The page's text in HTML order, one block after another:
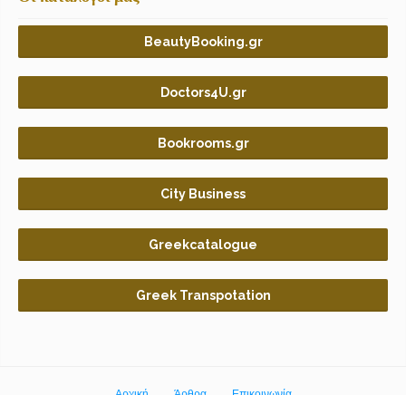
BeautyBooking.gr
Doctors4U.gr
Bookrooms.gr
City Business
Greekcatalogue
Greek Transpotation